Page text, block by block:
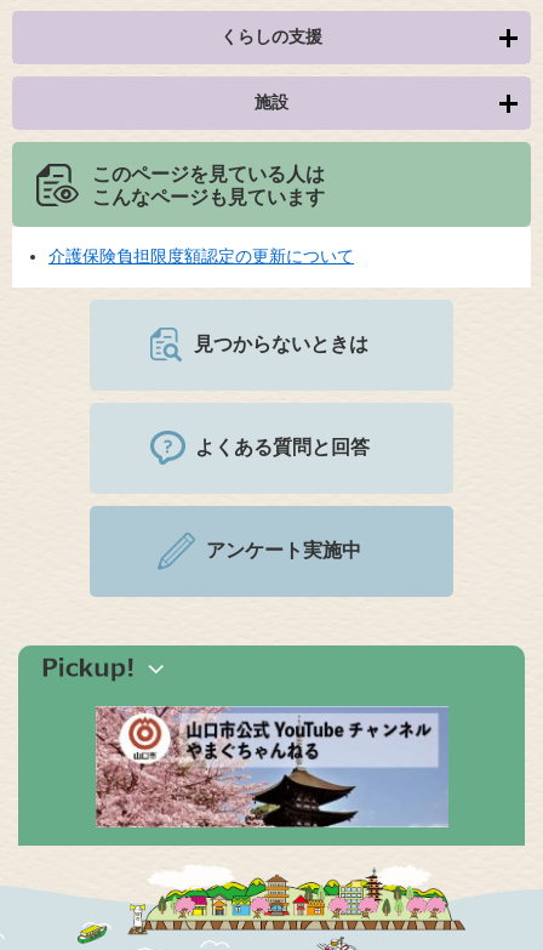
くらしの支援
施設
このページを見ている人は
こんなページも見ています
介護保険負担限度額認定の更新について
見つからないときは
よくある質問と回答
アンケート実施中